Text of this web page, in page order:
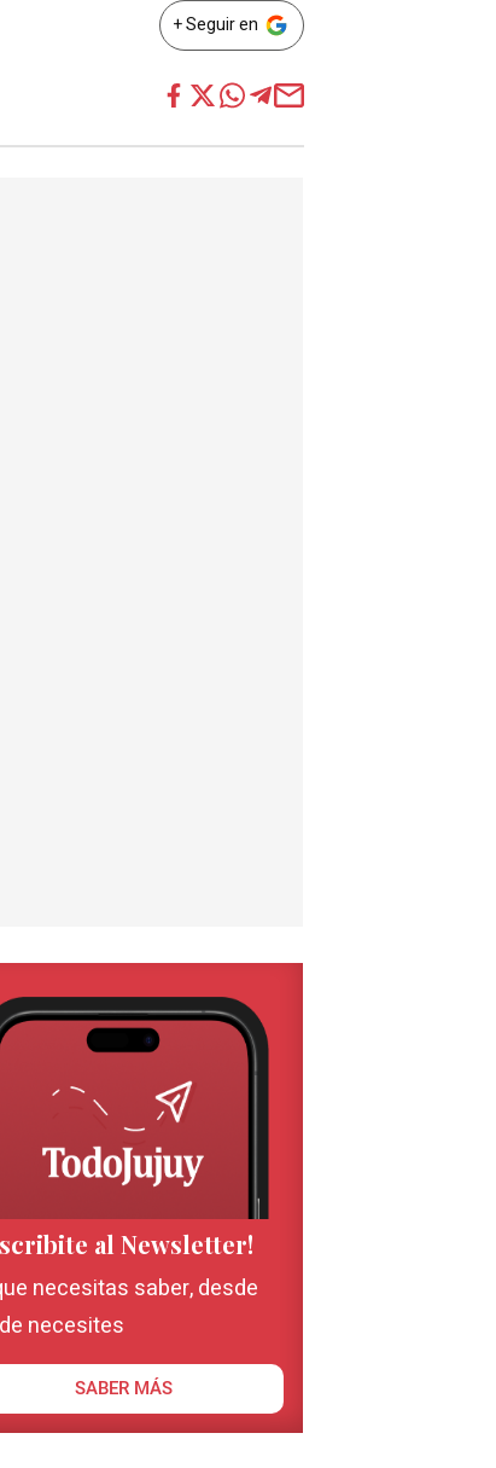
+ Seguir en
al Newsletter!
necesitas saber, desde
necesites
SABER MÁS